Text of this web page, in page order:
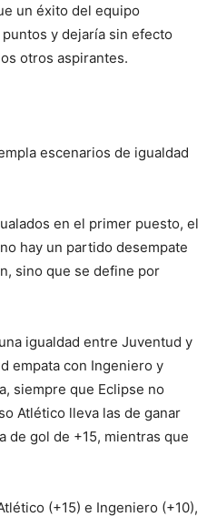
un éxito del equipo
y dejaría sin efecto
otros aspirantes.
escenarios de igualdad
en el primer puesto, el
hay un partido desempate
sino que se define por
igualdad entre Juventud y
empata con Ingeniero y
siempre que Eclipse no
Atlético lleva las de ganar
de gol de +15, mientras que
(+15) e Ingeniero (+10),